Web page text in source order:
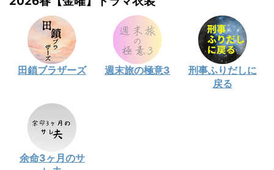
田鎖ブラザーズ 週末旅の極意3
刑事ふりだしに
戻る
余命3ヶ月のサ